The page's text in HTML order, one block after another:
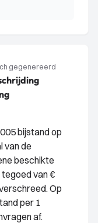
gegenereerd
bijstand op
van de
beschikte
van €
Op
per 1
af.